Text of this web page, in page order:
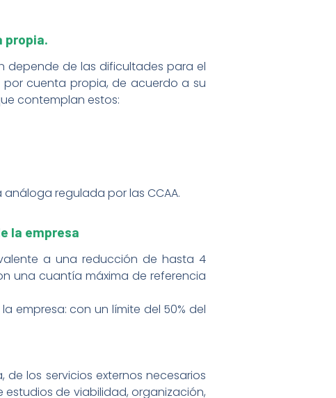
propia.
depende de las dificultades para el
cuenta propia, de acuerdo a su
contemplan estos:
regulada por las CCAA.
la empresa
a una reducción de hasta 4
una cuantía máxima de referencia
empresa: con un límite del 50% del
los servicios externos necesarios
de viabilidad, organización,